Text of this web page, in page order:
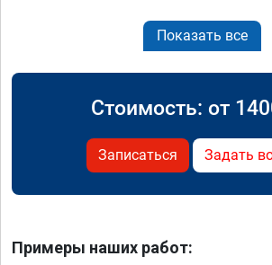
Показать все
Стоимость: от
Записаться Задать
Примеры наших работ: